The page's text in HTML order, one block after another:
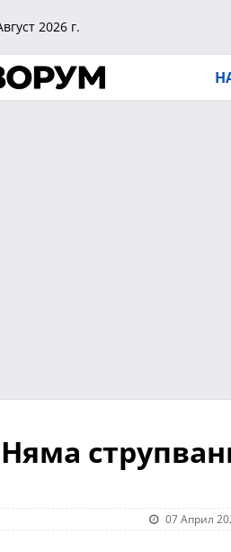
2026 г.
Няма
07 Април